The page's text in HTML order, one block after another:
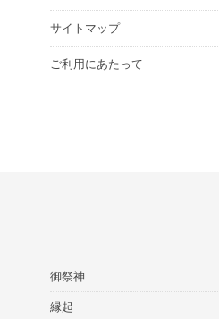
サイトマップ
ご利用にあたって
御祭神
縁起